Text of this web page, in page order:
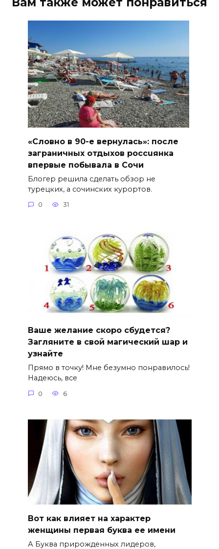
«Словно в 90-е вернулась»: после
заграничных отдыхов россuянка
впервые побывала в Сочи
Блогер решила сделать обзор не
турецких, а сочинских курортов.
0 31
Ваше желание скоро сбудется?
Загляните в свой магический шар и
узнайте
Прямо в точку! Мне безумно понравилось!
Надеюсь, все
0 6
Вот как влияет на характер
женщины первая буква ее имени
А Буква прирожденных лидеров,